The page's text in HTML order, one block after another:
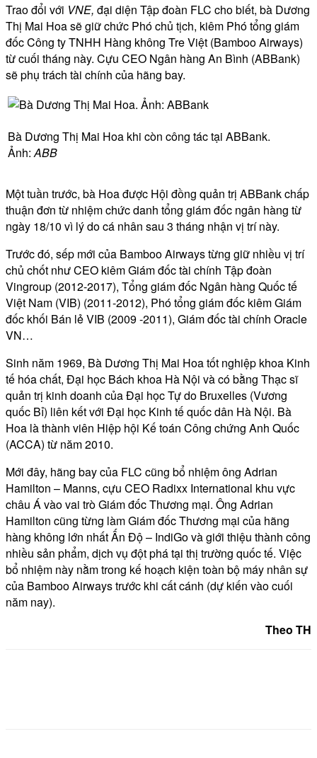
Trao đổi với VNE, đại diện Tập đoàn FLC cho biết, bà Dương
Thị Mai Hoa sẽ giữ chức Phó chủ tịch, kiêm Phó tổng giám
đốc Công ty TNHH Hàng không Tre Việt (Bamboo Airways)
từ cuối tháng này. Cựu CEO Ngân hàng An Bình (ABBank)
sẽ phụ trách tài chính của hãng bay.
Bà Dương Thị Mai Hoa khi còn công tác tại ABBank.
Ảnh:ABB
Một tuần trước, bà Hoa được Hội đồng quản trị ABBank chấp
thuận đơn từ nhiệm chức danh tổng giám đốc ngân hàng từ
ngày 18/10 vì lý do cá nhân sau 3 tháng nhận vị trí này.
Trước đó, sếp mới của Bamboo Airways từng giữ nhiều vị trí
chủ chốt như CEO kiêm Giám đốc tài chính Tập đoàn
Vingroup (2012-2017), Tổng giám đốc Ngân hàng Quốc tế
Việt Nam (VIB) (2011-2012), Phó tổng giám đốc kiêm Giám
đốc khối Bán lẻ VIB (2009 -2011), Giám đốc tài chính Oracle
VN…
Sinh năm 1969, Bà Dương Thị Mai Hoa tốt nghiệp khoa Kinh
tế hóa chất, Đại học Bách khoa Hà Nội và có bằng Thạc sĩ
quản trị kinh doanh của Đại học Tự do Bruxelles (Vương
quốc Bỉ) liên kết với Đại học Kinh tế quốc dân Hà Nội. Bà
Hoa là thành viên Hiệp hội Kế toán Công chứng Anh Quốc
(ACCA) từ năm 2010.
Mới đây, hãng bay của FLC cũng bổ nhiệm ông Adrian
Hamilton – Manns, cựu CEO Radixx International khu vực
châu Á vào vai trò Giám đốc Thương mại. Ông Adrian
Hamilton cũng từng làm Giám đốc Thương mại của hãng
hàng không lớn nhất Ấn Độ – IndiGo và giới thiệu thành công
nhiều sản phẩm, dịch vụ đột phá tại thị trường quốc tế. Việc
bổ nhiệm này nằm trong kế hoạch kiện toàn bộ máy nhân sự
của Bamboo Airways trước khi cất cánh (dự kiến vào cuối
năm nay).
Theo TH